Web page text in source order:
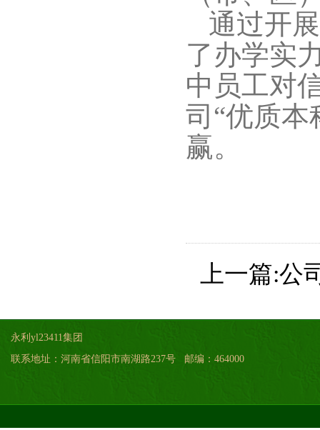
通过开
了办学实
中员工对
司“优质
赢。
上一篇:公
永利yl23411集团
联系地址：河南省信阳市南湖路237号 邮编：464000